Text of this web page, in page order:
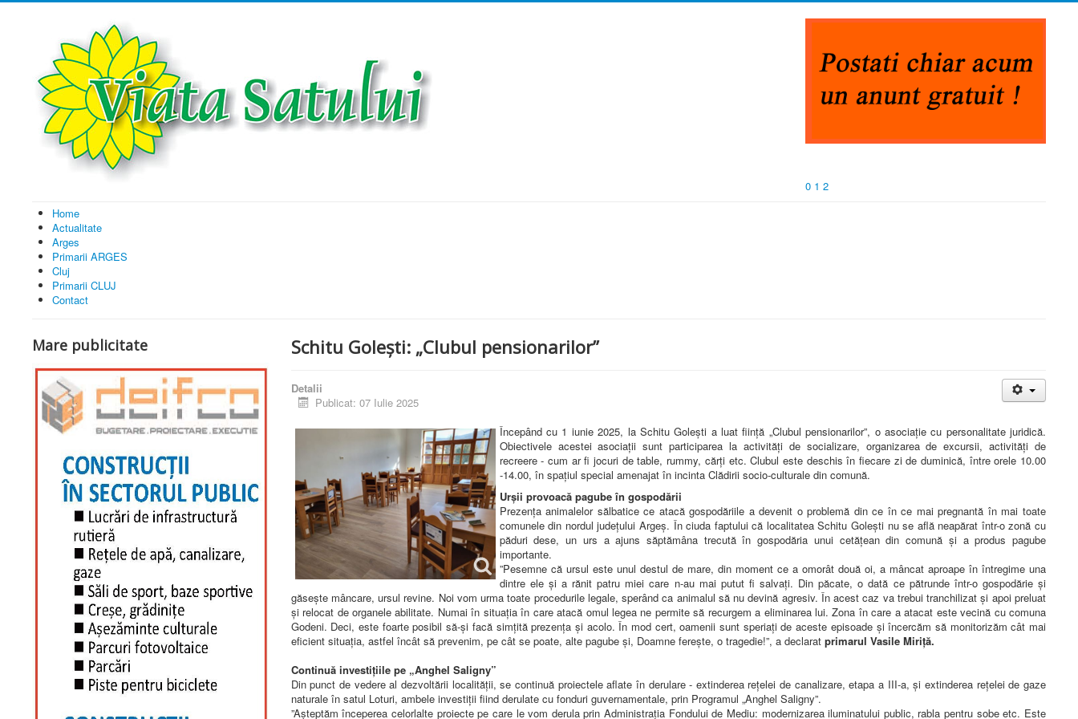
0 1 2
Home
Actualitate
Arges
Primarii ARGES
Cluj
Primarii CLUJ
Contact
Mare publicitate Schitu Golești: „Clubul pensionarilor”
Detalii
Publicat: 07 Iulie 2025
Începând cu 1 iunie 2025, la Schitu Golești a luat ființă „Clubul pensionarilor”, o asociație cu personalitate juridică.
Obiectivele acestei asociații sunt participarea la activități de socializare, organizarea de excursii, activități de
recreere - cum ar fi jocuri de table, rummy, cărți etc. Clubul este deschis în fiecare zi de duminică, între orele 10.00
-14.00, în spațiul special amenajat în incinta Clădirii socio-culturale din comună.
Urșii provoacă pagube în gospodării
Prezența animalelor sălbatice ce atacă gospodăriile a devenit o problemă din ce în ce mai pregnantă în mai toate
comunele din nordul județului Argeș. În ciuda faptului că localitatea Schitu Golești nu se află neapărat într-o zonă cu
păduri dese, un urs a ajuns săptămâna trecută în gospodăria unui cetățean din comună și a produs pagube
importante.
”Pesemne că ursul este unul destul de mare, din moment ce a omorât două oi, a mâncat aproape în întregime una
dintre ele și a rănit patru miei care n-au mai putut fi salvați. Din păcate, o dată ce pătrunde într-o gospodărie și
găsește mâncare, ursul revine. Noi vom urma toate procedurile legale, sperând ca animalul să nu devină agresiv. În acest caz va trebui tranchilizat și apoi preluat
și relocat de organele abilitate. Numai în situația în care atacă omul legea ne permite să recurgem a eliminarea lui. Zona în care a atacat este vecină cu comuna
Godeni. Deci, este foarte posibil să-și facă simțită prezența și acolo. În mod cert, oamenii sunt speriați de aceste episoade și încercăm să monitorizăm cât mai
eficient situația, astfel încât să prevenim, pe cât se poate, alte pagube și, Doamne ferește, o tragedie!”, a declarat primarul Vasile Miriță.
Continuă investițiile pe „Anghel Saligny”
Din punct de vedere al dezvoltării localității, se continuă proiectele aflate în derulare - extinderea rețelei de canalizare, etapa a III-a, și extinderea rețelei de gaze
naturale în satul Loturi, ambele investiții fiind derulate cu fonduri guvernamentale, prin Programul „Anghel Saligny”.
”Așteptăm începerea celorlalte proiecte pe care le vom derula prin Administrația Fondului de Mediu: modernizarea iluminatului public, rabla pentru sobe etc. Este